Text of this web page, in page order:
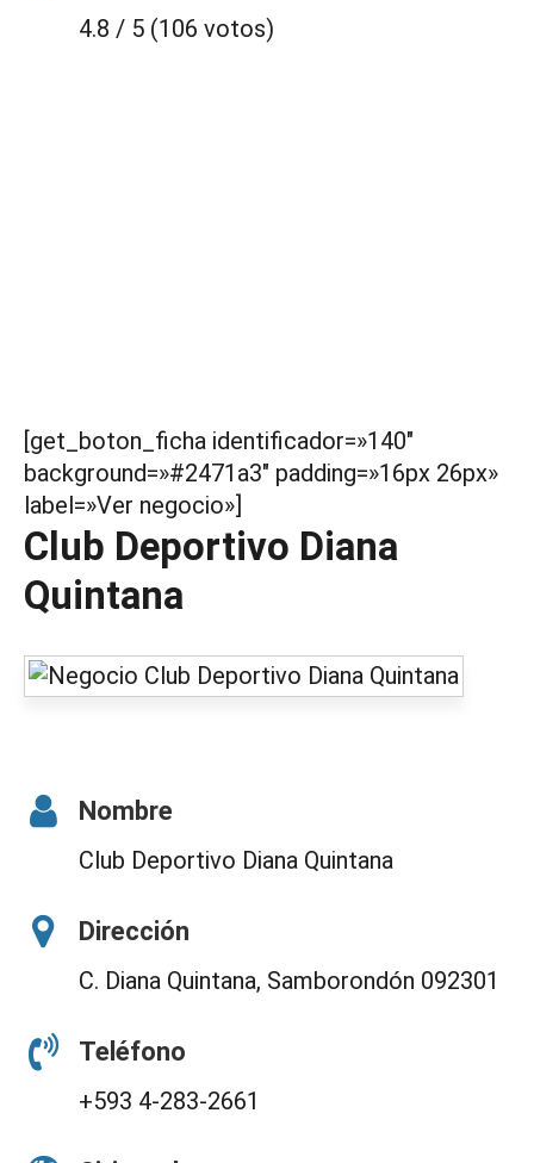
4.8 / 5 (106 votos)
[get_boton_ficha identificador=»140″
background=»#2471a3″ padding=»16px 26px»
label=»Ver negocio»]
Club Deportivo Diana
Quintana
Nombre
Club Deportivo Diana Quintana
Dirección
C. Diana Quintana, Samborondón 092301
Teléfono
+593 4-283-2661